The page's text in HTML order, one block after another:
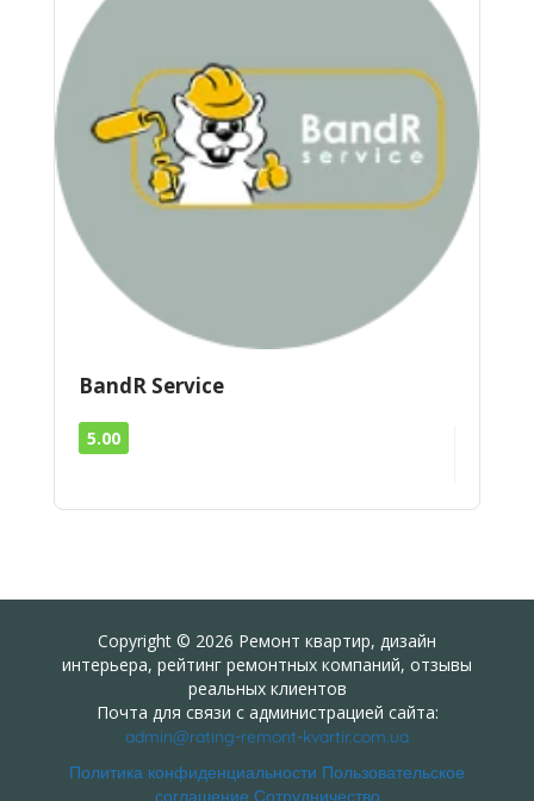
BandR Service
5.00
Copyright © 2026 Ремонт квартир, дизайн
интерьера, рейтинг ремонтных компаний, отзывы
реальных клиентов
Почта для связи с администрацией сайта:
admin@rating-remont-kvartir.com.ua
Политика конфиденциальности Пользовательское
соглашение Сотрудничество